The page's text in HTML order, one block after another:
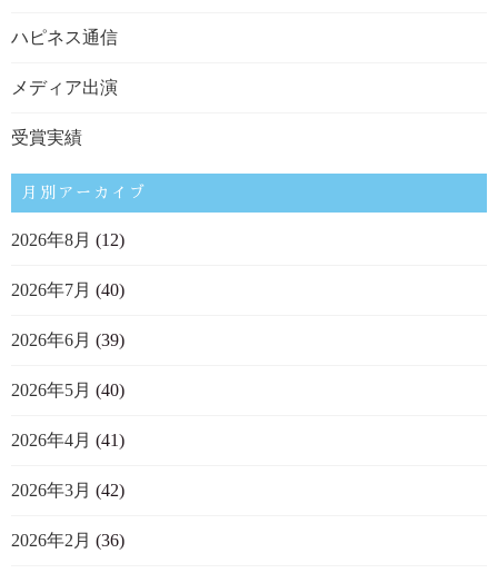
ハピネス通信
メディア出演
受賞実績
月別アーカイブ
2026年8月 (12)
2026年7月 (40)
2026年6月 (39)
2026年5月 (40)
2026年4月 (41)
2026年3月 (42)
2026年2月 (36)